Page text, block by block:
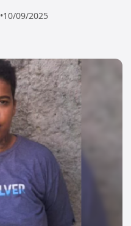
•10/09/2025